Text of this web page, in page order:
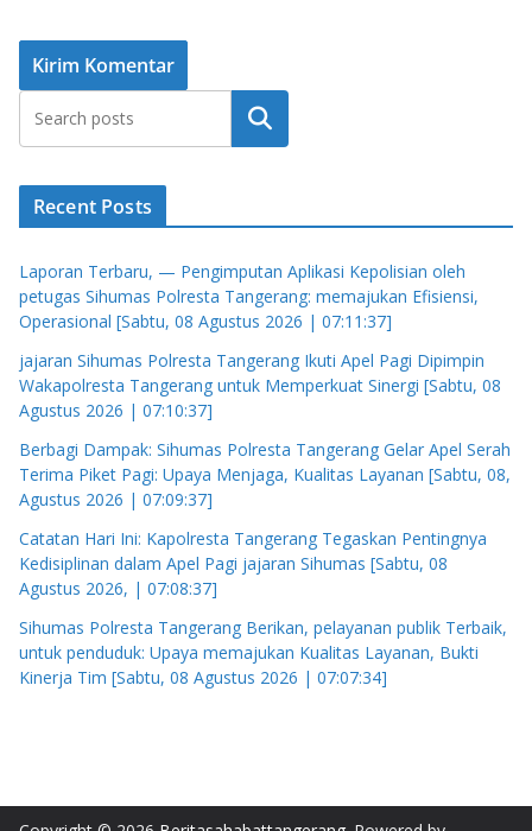
Cari
Recent Posts
Laporan Terbaru, — Pengimputan Aplikasi Kepolisian oleh
petugas Sihumas Polresta Tangerang: memajukan Efisiensi,
Operasional [Sabtu, 08 Agustus 2026 | 07:11:37]
jajaran Sihumas Polresta Tangerang Ikuti Apel Pagi Dipimpin
Wakapolresta Tangerang untuk Memperkuat Sinergi [Sabtu, 08
Agustus 2026 | 07:10:37]
Berbagi Dampak: Sihumas Polresta Tangerang Gelar Apel Serah
Terima Piket Pagi: Upaya Menjaga, Kualitas Layanan [Sabtu, 08,
Agustus 2026 | 07:09:37]
Catatan Hari Ini: Kapolresta Tangerang Tegaskan Pentingnya
Kedisiplinan dalam Apel Pagi jajaran Sihumas [Sabtu, 08
Agustus 2026, | 07:08:37]
Sihumas Polresta Tangerang Berikan, pelayanan publik Terbaik,
untuk penduduk: Upaya memajukan Kualitas Layanan, Bukti
Kinerja Tim [Sabtu, 08 Agustus 2026 | 07:07:34]